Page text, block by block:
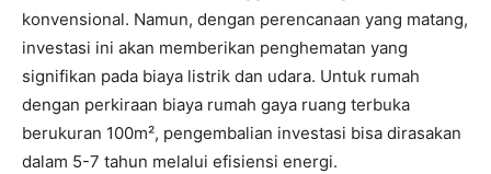
konvensional. Namun, dengan perencanaan yang matang,
investasi ini akan memberikan penghematan yang
signifikan pada biaya listrik dan udara. Untuk rumah
dengan perkiraan biaya rumah gaya ruang terbuka
berukuran 100m², pengembalian investasi bisa dirasakan
dalam 5-7 tahun melalui efisiensi energi.